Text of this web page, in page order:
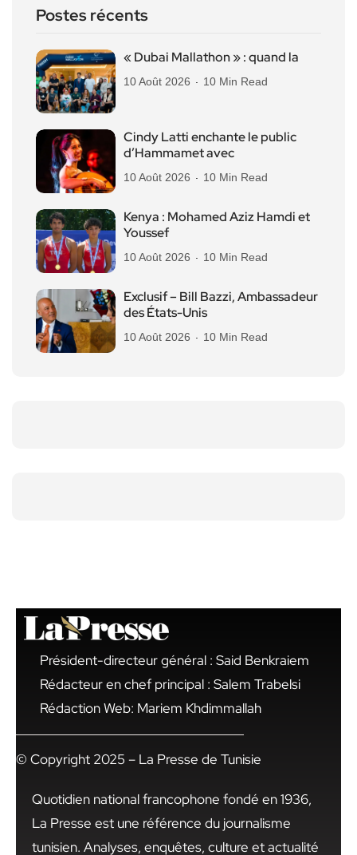
Postes récents
« Dubai Mallathon » : quand la
10 Août 2026 10 Min Read
Cindy Latti enchante le public
d’Hammamet avec
10 Août 2026 10 Min Read
Kenya : Mohamed Aziz Hamdi et
Youssef
10 Août 2026 10 Min Read
Exclusif – Bill Bazzi, Ambassadeur
des États-Unis
10 Août 2026 10 Min Read
Président-directeur général : Said Benkraiem
Rédacteur en chef principal : Salem Trabelsi
Rédaction Web: Mariem Khdimmallah
© Copyright 2025 – La Presse de Tunisie
Quotidien national francophone fondé en 1936,
La Presse est une référence du journalisme
tunisien. Analyses, enquêtes, culture et actualité